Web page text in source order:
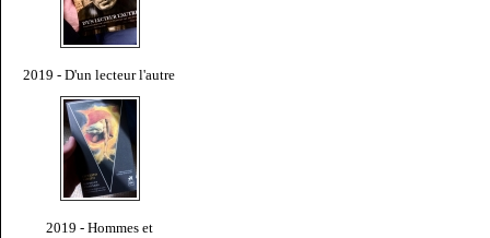
2019 - D'un lecteur l'autre
2019 - Hommes et